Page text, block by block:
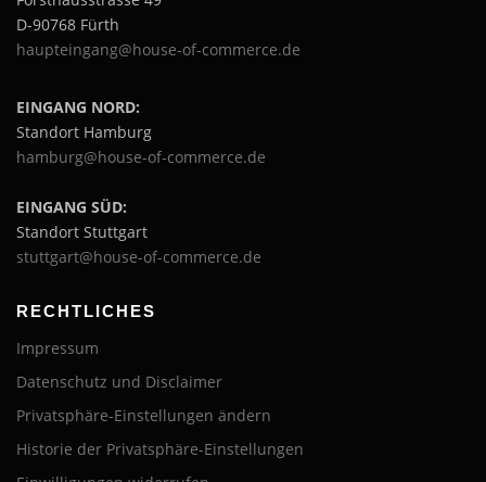
D-90768 Fürth
haupteingang@house-of-commerce.de
EINGANG NORD:
Standort Hamburg
hamburg@house-of-commerce.de
EINGANG SÜD:
Standort Stuttgart
stuttgart@house-of-commerce.de
RECHTLICHES
Impressum
Datenschutz und Disclaimer
Privatsphäre-Einstellungen ändern
Historie der Privatsphäre-Einstellungen